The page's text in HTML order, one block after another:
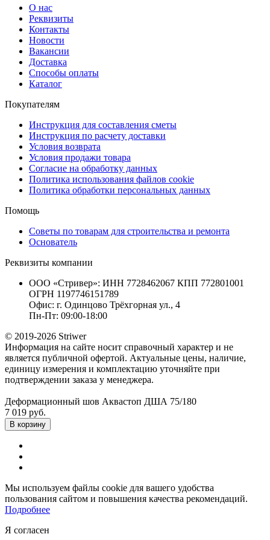
О нас
Реквизиты
Контакты
Новости
Вакансии
Доставка
Способы оплаты
Каталог
Покупателям
Инструкция для составления сметы
Инструкция по расчету доставки
Условия возврата
Условия продажи товара
Согласие на обработку данных
Политика использования файлов cookie
Политика обработки персональных данных
Помощь
Советы по товарам для строительства и ремонта
Основатель
Реквизиты компании
ООО «Стривер»: ИНН 7728462067 КПП 772801001
ОГРН 1197746151789
Офис: г. Одинцово Трёхгорная ул., 4
Пн-Пт: 09:00-18:00
© 2019-2026 Striwer
Информация на сайте носит справочный характер и не
является публичной офертой. Актуальные цены, наличие,
единицу измерения и комплектацию уточняйте при
подтверждении заказа у менеджера.
Деформационный шов Аквастоп ДША 75/180
7 019 руб.
В корзину
Мы используем файлы cookie для вашего удобства
пользования сайтом и повышения качества рекомендаций.
Подробнее
Я согласен